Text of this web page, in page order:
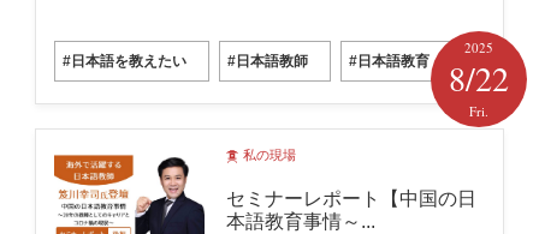
#日本語を教えたい #日本語教師 #日本語教育
2025
8/22
Fri.
私の現場
セミナーレポート【中国の日
本語教育事情～...